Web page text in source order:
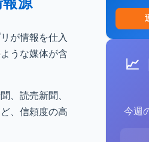
が情報を仕入
うな媒体が含
、読売新聞、
、信頼度の高
📈
今週